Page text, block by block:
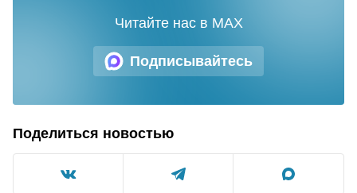
Подписывайтесь
Читайте нас в MAX
Поделиться новостью